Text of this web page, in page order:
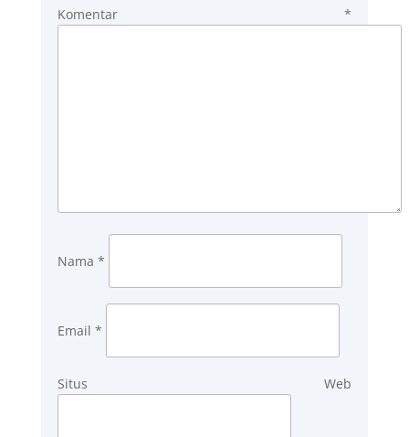
Komentar*
Nama *
Email *
Situs Web